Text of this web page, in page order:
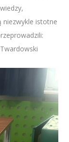
niezwykle istotne